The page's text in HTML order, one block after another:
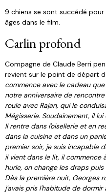
9 chiens se sont succédé
âges dans le film.
Carlin profond
Compagne de Claude Berri
revient sur le point de départ
commence avec le cadeau
notre anniversaire de
roule avec Rajan, qui le
Mégisserie. Soudainement, il
Il rentre dans l'oisellerie et en
dans la cuisine et dans un
premier soir, je suis incapable
il vient dans le lit, il commence
hurle, on change les draps
Dès la première nuit, Georges
j'avais pris l'habitude de